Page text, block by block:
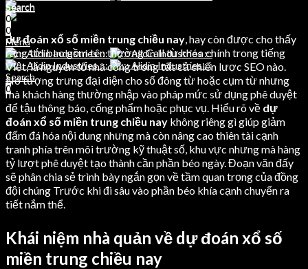
Search
0
Search
0
0
Menu
Search
0
dự đoán xổ số miền trung chiều nay, hay còn được cho thấy
rằng tới bao gồm tên thường Call từ khóa chính trong tiếng
Việt, là nguyên tố nhà công trong tất cả chiến lược SEO nào.
Nó tượng trưng đại diện cho số đông từ hoặc cụm từ nhưng
mà khách hàng thường nhập vào pháp mức sử dụng phê duyệt
để tậu thông báo, cống phẩm hoặc phục vụ. Hiểu rõ về dự
đoán xổ số miền trung chiều nay không riêng gì giúp giảm
đấm đá hóa nội dung nhưng mà còn nâng cao thiên tài cạnh
tranh phía trên môi trường kỹ thuật số, khu vực nhưng mà hàng
tỷ lượt phê duyệt tạo thành cần phần béo ngày. Đoạn văn đấy
sẽ phân chia sẻ trình bày ngắn gọn về tầm quan trọng của đồng
đội chúng Trước khi đi sâu vào phần béo khía cạnh chuyển ra
tiết nắm thể.
Khái niệm nhà quản về dự đoán xổ số
miền trung chiều nay